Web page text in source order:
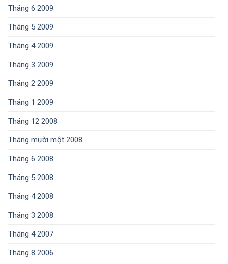
Tháng 6 2009
Tháng 5 2009
Tháng 4 2009
Tháng 3 2009
Tháng 2 2009
Tháng 1 2009
Tháng 12 2008
Tháng mười một 2008
Tháng 6 2008
Tháng 5 2008
Tháng 4 2008
Tháng 3 2008
Tháng 4 2007
Tháng 8 2006